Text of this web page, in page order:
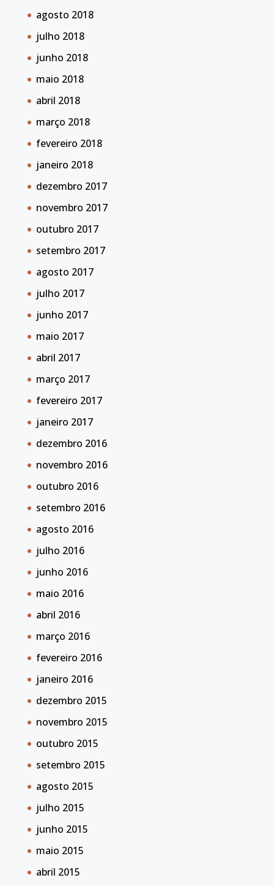
agosto 2018
julho 2018
junho 2018
maio 2018
abril 2018
março 2018
fevereiro 2018
janeiro 2018
dezembro 2017
novembro 2017
outubro 2017
setembro 2017
agosto 2017
julho 2017
junho 2017
maio 2017
abril 2017
março 2017
fevereiro 2017
janeiro 2017
dezembro 2016
novembro 2016
outubro 2016
setembro 2016
agosto 2016
julho 2016
junho 2016
maio 2016
abril 2016
março 2016
fevereiro 2016
janeiro 2016
dezembro 2015
novembro 2015
outubro 2015
setembro 2015
agosto 2015
julho 2015
junho 2015
maio 2015
abril 2015